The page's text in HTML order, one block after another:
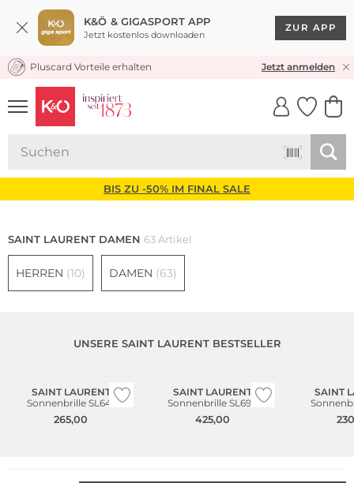
K&Ö & GIGASPORT APP
Jetzt kostenlos downloaden
ZUR APP
★★★★★ 4,8 / 5,0 STERNE
Pluscard Vorteile erhalten Jetzt anmelden
UNSERE APP
CLICK &
BIS ZU -50% IM FINAL SALE
SAINT LAURENT DAMEN 63 Artikel
HERREN (10) DAMEN (63)
UNSERE SAINT LAURENT BESTSELLER
SAINT LAURENT
Sonnenbrille SL641
265,00
SAINT LAURENT
Sonnenbrille SL692
425,00
SAINT